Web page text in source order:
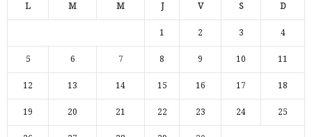
L M M J V S D
1 2 3 4
5 6 7 8 9 10 11
12 13 14 15 16 17 18
19 20 21 22 23 24 25